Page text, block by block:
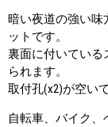
暗い夜道の強い味
ットです。
裏面に付いている
られます。
取付孔(x2)が空い
自転車、バイク